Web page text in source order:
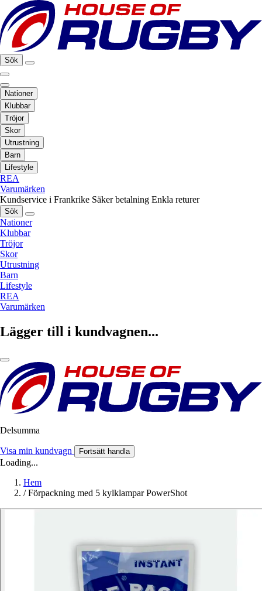
Sök
Nationer
Klubbar
Tröjor
Skor
Utrustning
Barn
Lifestyle
REA
Varumärken
Kundservice i Frankrike Säker betalning Enkla returer
Sök
Nationer
Klubbar
Tröjor
Skor
Utrustning
Barn
Lifestyle
REA
Varumärken
Lägger till i kundvagnen...
Delsumma
Visa min kundvagn Fortsätt handla
Loading...
Hem
/ Förpackning med 5 kylklampar PowerShot